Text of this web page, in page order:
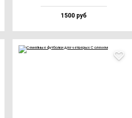
1500 руб